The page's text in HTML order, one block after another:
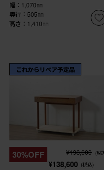
幅：1,070㎜
奥行：505㎜
高さ：1,410㎜
これからリペア予定品
30%OFF ¥198,000 (税
¥138,600 (税込)